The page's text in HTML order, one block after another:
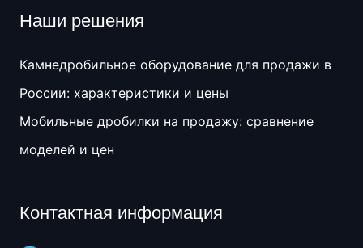
Наши решения
Камнедробильное оборудование для продажи в
России: характеристики и цены
Мобильные дробилки на продажу: сравнение
моделей и цен
Контактная информация